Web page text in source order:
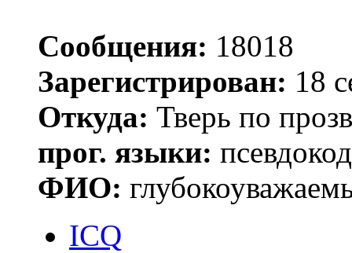
Сообщения: 18018
Зарегистрирован: 18
Откуда: Тверь по
прог. языки:
ФИО:
ICQ